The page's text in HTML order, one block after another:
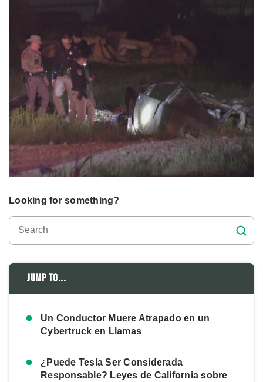
Looking for something?
Jump to...
Un Conductor Muere Atrapado en un
Cybertruck en Llamas
¿Puede Tesla Ser Considerada
Responsable? Leyes de California sobre